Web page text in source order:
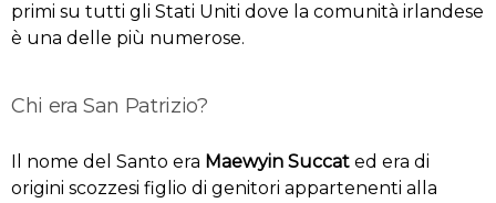
primi su tutti gli Stati Uniti dove la comunità irlandese
è una delle più numerose.
Chi era San Patrizio?
Il nome del Santo era Maewyin Succat ed era di
origini scozzesi figlio di genitori appartenenti alla